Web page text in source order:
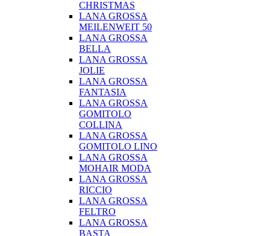
CHRISTMAS
LANA GROSSA
MEILENWEIT 50
LANA GROSSA
BELLA
LANA GROSSA
JOLIE
LANA GROSSA
FANTASIA
LANA GROSSA
GOMITOLO
COLLINA
LANA GROSSA
GOMITOLO LINO
LANA GROSSA
MOHAIR MODA
LANA GROSSA
RICCIO
LANA GROSSA
FELTRO
LANA GROSSA
BASTA